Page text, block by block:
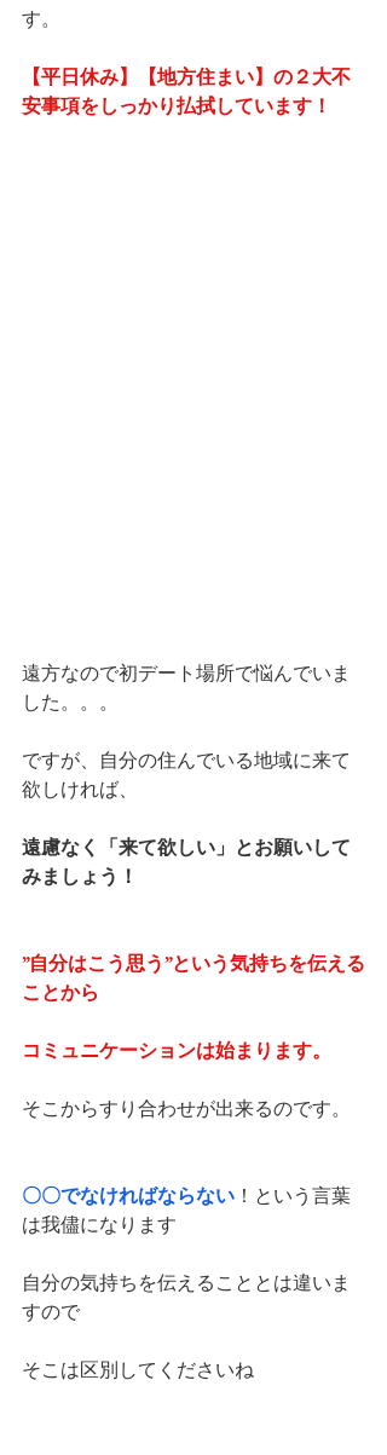
す。
【平日休み】【地方住まい】の２大不
安事項をしっかり払拭しています！
遠方なので初デート場所で悩んでいま
した。。。
ですが、自分の住んでいる地域に来て
欲しければ、
遠慮なく「来て欲しい」とお願いして
みましょう！
”自分はこう思う”という気持ちを伝える
ことから
コミュニケーションは始まります。
そこからすり合わせが出来るのです。
〇〇でなければならない ！という言葉
は我儘になります
自分の気持ちを伝えることとは違いま
すので
そこは区別してくださいね